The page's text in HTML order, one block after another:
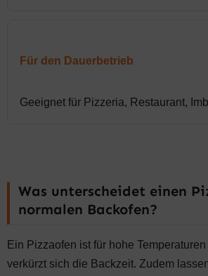
Für den Dauerbetrieb
Geeignet für Pizzeria, Restaurant,
Was unterscheidet einen
normalen Backofen?
Ein Pizzaofen ist für hohe
verkürzt sich die Backzeit. Zudem